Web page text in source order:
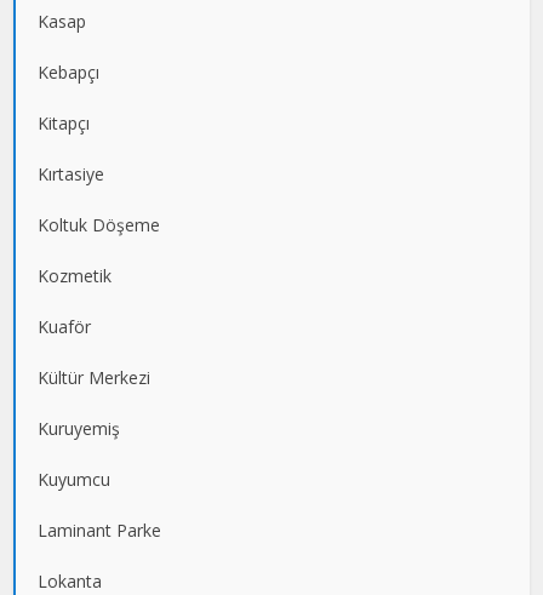
Kasap
Kebapçı
Kitapçı
Kırtasiye
Koltuk Döşeme
Kozmetik
Kuaför
Kültür Merkezi
Kuruyemiş
Kuyumcu
Laminant Parke
Lokanta